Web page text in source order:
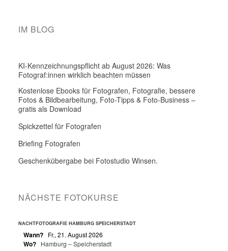
IM BLOG
KI-Kennzeichnungspflicht ab August 2026: Was
Fotograf:innen wirklich beachten müssen
Kostenlose Ebooks für Fotografen, Fotografie, bessere
Fotos & Bildbearbeitung, Foto-Tipps & Foto-Business –
gratis als Download
Spickzettel für Fotografen
Briefing Fotografen
Geschenkübergabe bei Fotostudio Winsen.
NÄCHSTE FOTOKURSE
NACHTFOTOGRAFIE HAMBURG SPEICHERSTADT
Wann? Fr., 21. August 2026
Wo? Hamburg – Speicherstadt